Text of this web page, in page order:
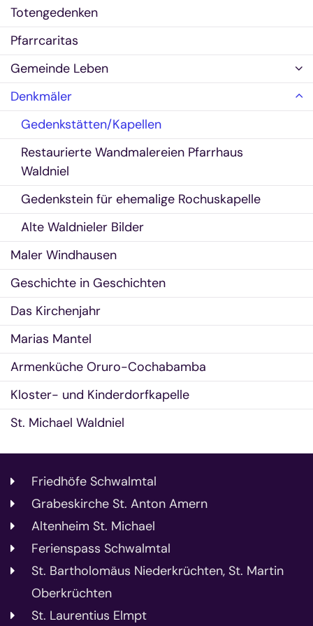
Totengedenken
Pfarrcaritas
Gemeinde Leben
Denkmäler
Gedenkstätten/Kapellen
Restaurierte Wandmalereien Pfarrhaus
Waldniel
Gedenkstein für ehemalige Rochuskapelle
Alte Waldnieler Bilder
Maler Windhausen
Geschichte in Geschichten
Das Kirchenjahr
Marias Mantel
Armenküche Oruro-Cochabamba
Kloster- und Kinderdorfkapelle
St. Michael Waldniel
Friedhöfe Schwalmtal
Grabeskirche St. Anton Amern
Altenheim St. Michael
Ferienspass Schwalmtal
St. Bartholomäus Niederkrüchten, St. Martin
Oberkrüchten
St. Laurentius Elmpt